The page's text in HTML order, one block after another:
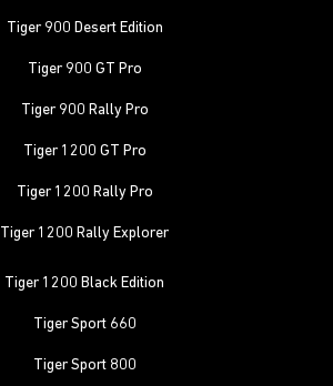
Tiger 900 Desert Edition
Tiger 900 GT Pro
Tiger 900 Rally Pro
Tiger 1200 GT Pro
Tiger 1200 Rally Pro
Tiger 1200 Rally Explorer
Tiger 1200 Black Edition
Tiger Sport 660
Tiger Sport 800